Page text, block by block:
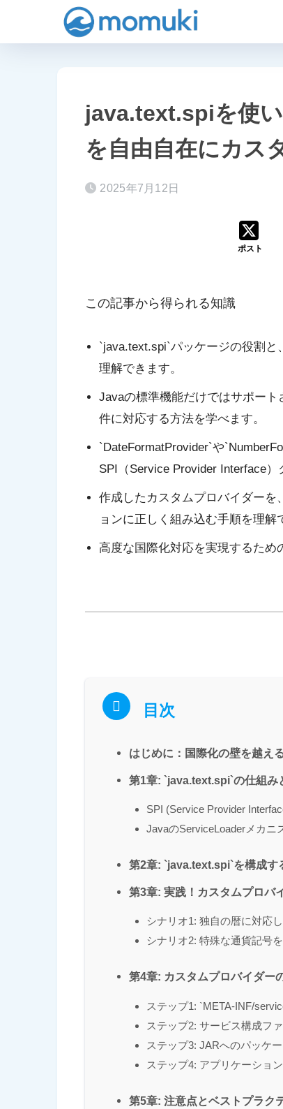
java.text.spiを使
を自由自在にカス
2025年7月12日
ポスト
この記事から得られる知識
`java.text.spi`パッケージの役割
理解できます。
Javaの標準機能だけではサポー
件に対応する方法を学べます。
`DateFormatProvider`や
SPI（Service Provider Interface）
作成したカスタムプロバイダーを
ョンに正しく組み込む手順を理解
高度な国際化対応を実現するため
目次
はじめに：国際化の壁を越え
第1章: `java.text.spi`の仕組
SPI (Service Provider
JavaのServiceLoaderメカニ
第2章: `java.text.spi`を構成す
第3章: 実践！カスタムプロバ
シナリオ1: 独自の暦に対応
シナリオ2: 特殊な通貨記号
第4章: カスタムプロバイダー
ステップ1: `META-INF/
ステップ2: サービス構成フ
ステップ3: JARへのパッケ
ステップ4: アプリケーショ
第5章: 注意点とベストプラク